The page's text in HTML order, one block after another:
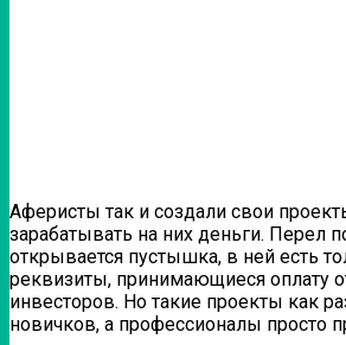
Аферисты так и создали свои
зарабатывать на них деньги. Перел
открывается пустышка, в ней есть
реквизиты, принимающиеся оплату
инвесторов. Но такие проекты как
новичков, а профессионалы просто